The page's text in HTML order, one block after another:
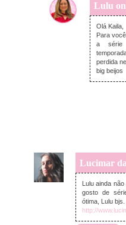
Lulu
Olá Kaila,
Para
a série
perdida
big beijos
Lucimar
Lulu ainda
gosto de
ótima, Lulu bjs.
http://